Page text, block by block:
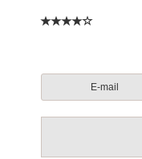
E-mail